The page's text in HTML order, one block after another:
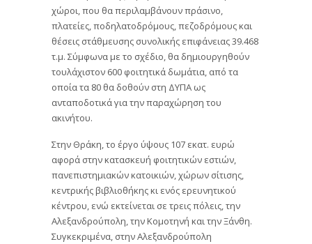
χώροι, που θα περιλαμβάνουν πράσινο,
πλατείες, ποδηλατοδρόμους, πεζοδρόμους και
θέσεις στάθμευσης συνολικής επιφάνειας 39.468
τ.μ. Σύμφωνα με το σχέδιο, θα δημιουργηθούν
τουλάχιστον 600 φοιτητικά δωμάτια, από τα
οποία τα 80 θα δοθούν στη ΔΥΠΑ ως
ανταποδοτικά για την παραχώρηση του
ακινήτου.
Στην Θράκη, το έργο ύψους 107 εκατ. ευρώ
αφορά στην κατασκευή φοιτητικών εστιών,
πανεπιστημιακών κατοικιών, χώρων σίτισης,
κεντρικής βιβλιοθήκης κι ενός ερευνητικού
κέντρου, ενώ εκτείνεται σε τρεις πόλεις, την
Αλεξανδρούπολη, την Κομοτηνή και την Ξάνθη.
Συγκεκριμένα, στην Αλεξανδρούπολη